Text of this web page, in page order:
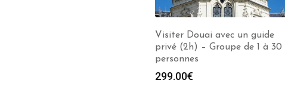
Visiter Douai avec un guide
privé (2h) – Groupe de 1 à 30
personnes
299.00€